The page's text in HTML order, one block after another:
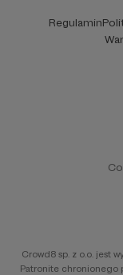
Regulamin
Crowd8 sp. z o.o. jest
Patronite chronionego